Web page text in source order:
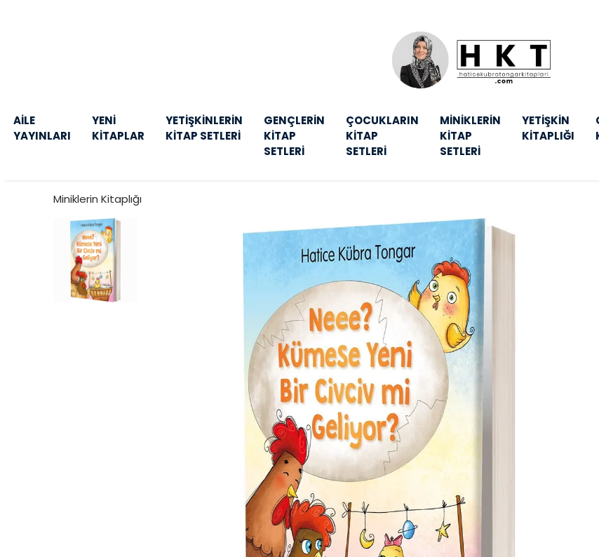
AİLE
YAYINLARI
YENİ
KİTAPLAR
YETİŞKİNLERİN
KİTAP SETLERİ
GENÇLERİN
KİTAP
SETLERİ
ÇOCUKLARIN
KİTAP
SETLERİ
MİNİKLERİN
KİTAP
SETLERİ
YETİŞKİN
KİTAPLIĞI
Miniklerin Kitaplığı